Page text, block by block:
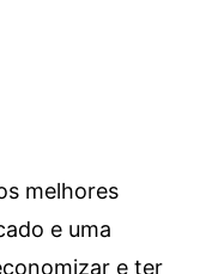
melhores
e uma
e ter